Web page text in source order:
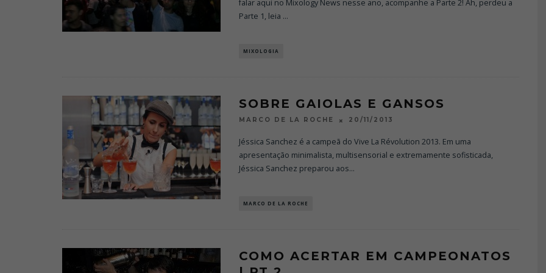
falar aqui no Mixology News nesse ano, acompanhe a Parte 2! Ah, perdeu a
Parte 1, leia ...
MIXOLOGIA
SOBRE GAIOLAS E GANSOS
MARCO DE LA ROCHE 20/11/2013
Jéssica Sanchez é a campeã do Vive La Révolution 2013. Em uma
apresentação minimalista, multisensorial e extremamente sofisticada,
Jéssica Sanchez preparou aos...
MARCO DE LA ROCHE
COMO ACERTAR EM CAMPEONATOS